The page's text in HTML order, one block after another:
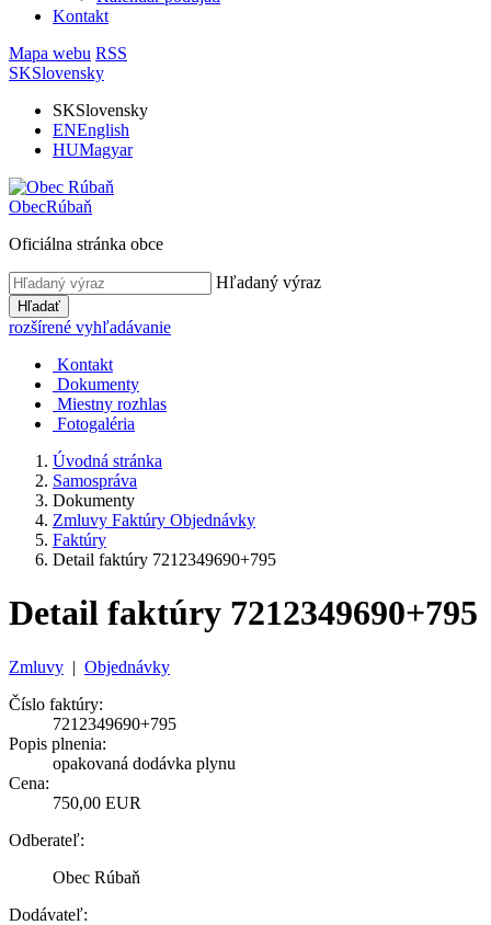
Kontakt
Mapa webu RSS
SKSlovensky
SKSlovensky
ENEnglish
HUMagyar
ObecRúbaň
Oficiálna stránka obce
Hľadaný výraz
Hľadať
rozšírené vyhľadávanie
Kontakt
Dokumenty
Miestny rozhlas
Fotogaléria
Úvodná stránka
Samospráva
Dokumenty
Zmluvy Faktúry Objednávky
Faktúry
Detail faktúry 7212349690+795
Detail faktúry 7212349690+795
Zmluvy | Objednávky
Číslo faktúry:
7212349690+795
Popis plnenia:
opakovaná dodávka plynu
Cena:
750,00 EUR
Odberateľ:
Obec Rúbaň
Dodávateľ: